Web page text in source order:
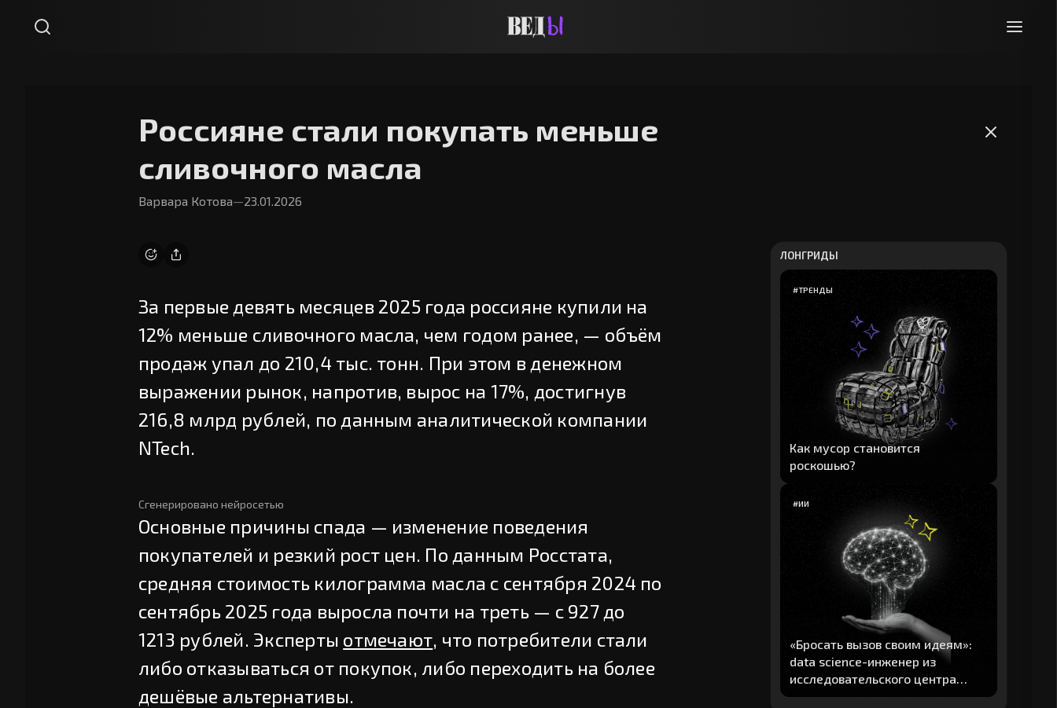
Россияне стали покупать меньше
сливочного масла
Варвара Котова—23.01.2026
За первые девять месяцев 2025 года россияне купили на
12% меньше сливочного масла, чем годом ранее, — объём
продаж упал до 210,4 тыс. тонн. При этом в денежном
выражении рынок, напротив, вырос на 17%, достигнув
216,8 млрд рублей, по данным аналитической компании
NTech.
Сгенерировано нейросетью
Основные причины спада — изменение поведения
покупателей и резкий рост цен. По данным Росстата,
средняя стоимость килограмма масла с сентября 2024 по
сентябрь 2025 года выросла почти на треть — с 927 до
1213 рублей. Эксперты отмечают, что потребители стали
либо отказываться от покупок, либо переходить на более
дешёвые альтернативы.
ЛОНГРИДЫ
#ТРЕНДЫ
Как мусор становится
роскошью?
#ИИ
«Бросать вызов своим идеям»:
data science-инженер из
исследовательского центра
"Авито" рассказал о главных